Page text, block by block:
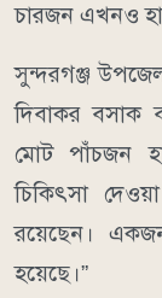
চারজন এখনও
সুন্দরগঞ্জ
দিবাকর বসাক
মোট পাঁচজন
চিকিৎসা
রয়েছেন।
হয়েছে।”